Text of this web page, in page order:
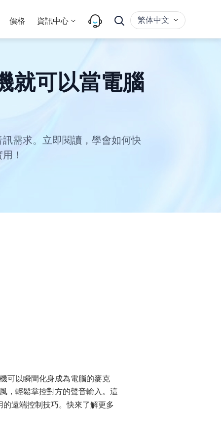
價格 資訊中心 繁体中文
就可以當電腦
需求。立即閱讀，學會如何快
！
可以瞬間化身成為電腦的麥克
，輕鬆掌控對方的聲音輸入。這
遠端控制技巧。快來了解更多